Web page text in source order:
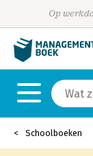
Op
Schoolboeken